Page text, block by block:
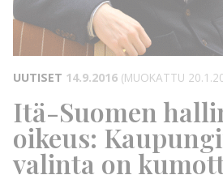
UUTISET 14.9.2016 (MUOKATTU
Itä-Suomen
oikeus:
valinta on